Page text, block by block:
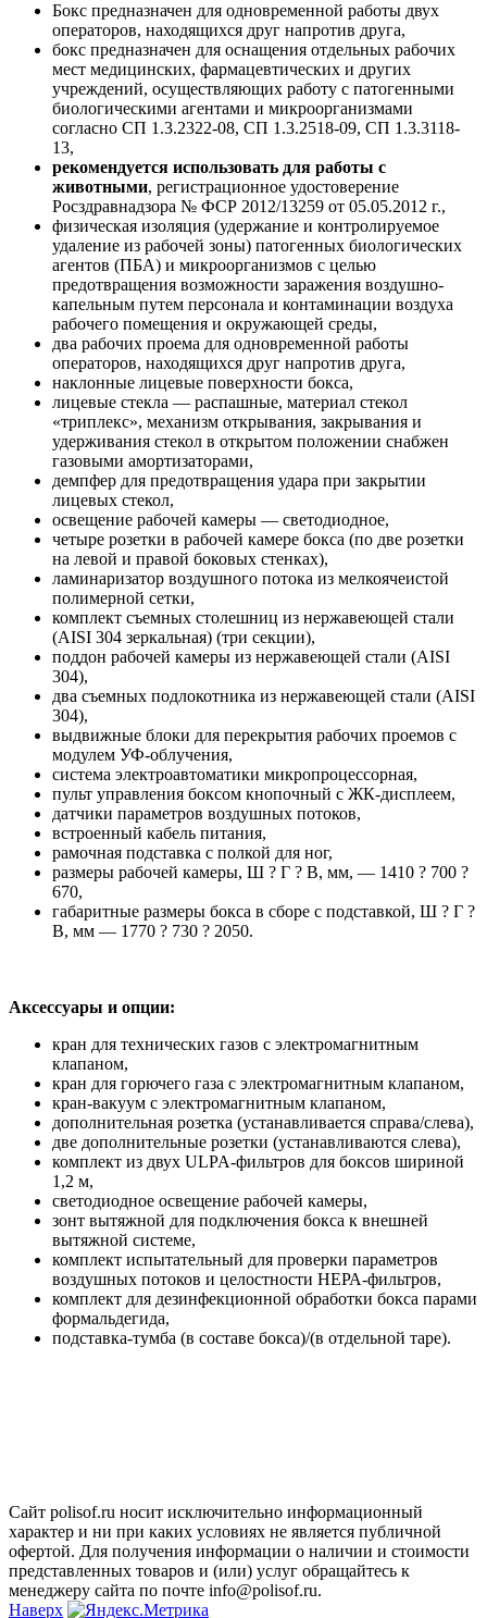
Бокс предназначен для одновременной работы двух
операторов, находящихся друг напротив друга,
бокс предназначен для оснащения отдельных рабочих
мест медицинских, фармацевтических и других
учреждений, осуществляющих работу с патогенными
биологическими агентами и микроорганизмами
согласно СП 1.3.2322-08, СП 1.3.2518-09, СП 1.3.3118-
13,
рекомендуется использовать для работы с
животными, регистрационное удостоверение
Росздравнадзора № ФСР 2012/13259 от 05.05.2012 г.,
физическая изоляция (удержание и контролируемое
удаление из рабочей зоны) патогенных биологических
агентов (ПБА) и микроорганизмов с целью
предотвращения возможности заражения воздушно-
капельным путем персонала и контаминации воздуха
рабочего помещения и окружающей среды,
два рабочих проема для одновременной работы
операторов, находящихся друг напротив друга,
наклонные лицевые поверхности бокса,
лицевые стекла — распашные, материал стекол
«триплекс», механизм открывания, закрывания и
удерживания стекол в открытом положении снабжен
газовыми амортизаторами,
демпфер для предотвращения удара при закрытии
лицевых стекол,
освещение рабочей камеры — светодиодное,
четыре розетки в рабочей камере бокса (по две розетки
на левой и правой боковых стенках),
ламинаризатор воздушного потока из мелкоячеистой
полимерной сетки,
комплект съемных столешниц из нержавеющей стали
(AISI 304 зеркальная) (три секции),
поддон рабочей камеры из нержавеющей стали (AISI
304),
два съемных подлокотника из нержавеющей стали (AISI
304),
выдвижные блоки для перекрытия рабочих проемов с
модулем УФ-облучения,
система электроавтоматики микропроцессорная,
пульт управления боксом кнопочный с ЖК-дисплеем,
датчики параметров воздушных потоков,
встроенный кабель питания,
рамочная подставка с полкой для ног,
размеры рабочей камеры, Ш ? Г ? В, мм, — 1410 ? 700 ?
670,
габаритные размеры бокса в сборе с подставкой, Ш ? Г ?
В, мм — 1770 ? 730 ? 2050.
Аксессуары и опции:
кран для технических газов с электромагнитным
клапаном,
кран для горючего газа с электромагнитным клапаном,
кран-вакуум с электромагнитным клапаном,
дополнительная розетка (устанавливается справа/слева),
две дополнительные розетки (устанавливаются слева),
комплект из двух ULPA-фильтров для боксов шириной
1,2 м,
светодиодное освещение рабочей камеры,
зонт вытяжной для подключения бокса к внешней
вытяжной системе,
комплект испытательный для проверки параметров
воздушных потоков и целостности НЕРА-фильтров,
комплект для дезинфекционной обработки бокса парами
формальдегида,
подставка-тумба (в составе бокса)/(в отдельной таре).
Сайт polisof.ru носит исключительно информационный
характер и ни при каких условиях не является публичной
офертой. Для получения информации о наличии и стоимости
представленных товаров и (или) услуг обращайтесь к
менеджеру сайта по почте info@polisof.ru.
Наверх